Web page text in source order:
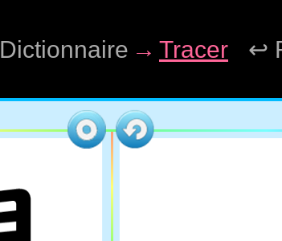
Dictionnaire → Tracer ↩